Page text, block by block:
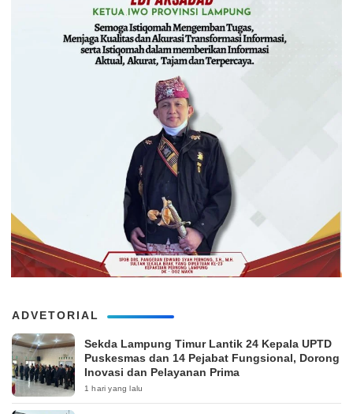
ADVETORIAL
‎Sekda Lampung Timur Lantik 24 Kepala UPTD
Puskesmas dan 14 Pejabat Fungsional, Dorong
Inovasi dan Pelayanan Prima
1 hari yang lalu